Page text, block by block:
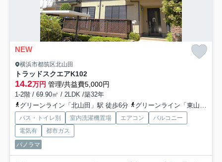
NEW
横浜市都筑区北山田
トラッドスクエアK102
14.2万円 管理/共益費5,000円
1-2階 / 69.90㎡ / 2LDK /築32年
グリーンライン「北山田」駅 徒歩6分
グリーンライン「東山田」駅 徒歩15分
バス・トイレ別 室内洗濯機置場 エアコン
バルコニー
電気有
都市ガス
パノラマ